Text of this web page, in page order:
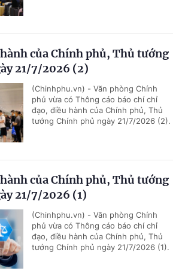
của Chính phủ, Thủ tướng
21/7/2026 (2)
(Chinhphu.vn) - Văn phòng Chính
phủ vừa có Thông cáo báo chí chỉ
đạo, điều hành của Chính phủ, Thủ
tướng Chính phủ ngày 21/7/2026 (2).
của Chính phủ, Thủ tướng
21/7/2026 (1)
(Chinhphu.vn) - Văn phòng Chính
phủ vừa có Thông cáo báo chí chỉ
đạo, điều hành của Chính phủ, Thủ
tướng Chính phủ ngày 21/7/2026 (1).